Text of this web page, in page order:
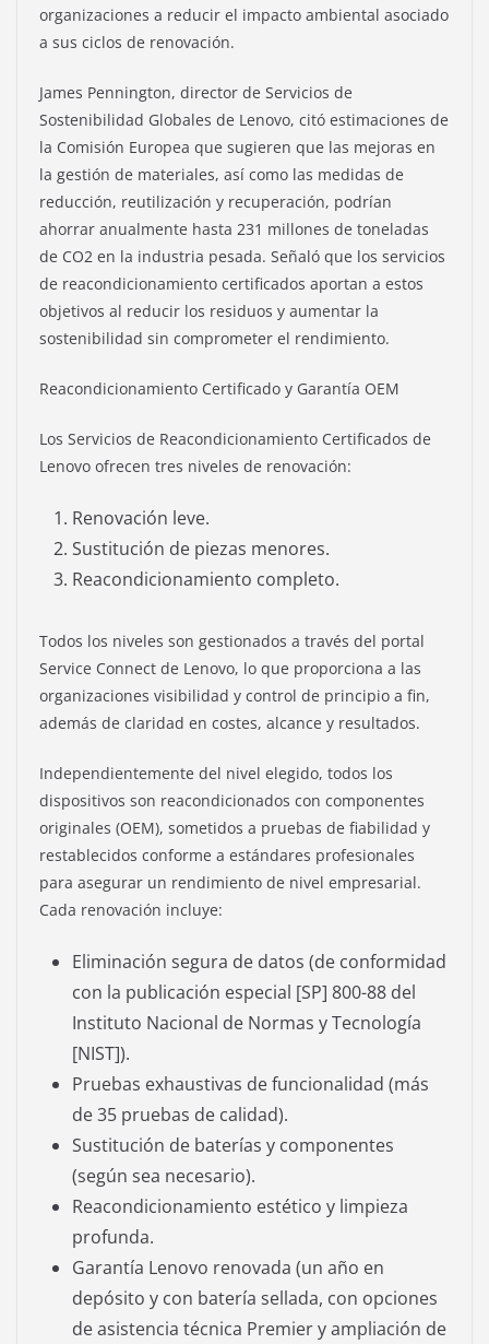
organizaciones a reducir el impacto ambiental asociado
a sus ciclos de renovación.
James Pennington, director de Servicios de
Sostenibilidad Globales de Lenovo, citó estimaciones de
la Comisión Europea que sugieren que las mejoras en
la gestión de materiales, así como las medidas de
reducción, reutilización y recuperación, podrían
ahorrar anualmente hasta 231 millones de toneladas
de CO2 en la industria pesada. Señaló que los servicios
de reacondicionamiento certificados aportan a estos
objetivos al reducir los residuos y aumentar la
sostenibilidad sin comprometer el rendimiento.
Reacondicionamiento Certificado y Garantía OEM
Los Servicios de Reacondicionamiento Certificados de
Lenovo ofrecen tres niveles de renovación:
Renovación leve.
Sustitución de piezas menores.
Reacondicionamiento completo.
Todos los niveles son gestionados a través del portal
Service Connect de Lenovo, lo que proporciona a las
organizaciones visibilidad y control de principio a fin,
además de claridad en costes, alcance y resultados.
Independientemente del nivel elegido, todos los
dispositivos son reacondicionados con componentes
originales (OEM), sometidos a pruebas de fiabilidad y
restablecidos conforme a estándares profesionales
para asegurar un rendimiento de nivel empresarial.
Cada renovación incluye:
Eliminación segura de datos (de conformidad
con la publicación especial [SP] 800-88 del
Instituto Nacional de Normas y Tecnología
[NIST]).
Pruebas exhaustivas de funcionalidad (más
de 35 pruebas de calidad).
Sustitución de baterías y componentes
(según sea necesario).
Reacondicionamiento estético y limpieza
profunda.
Garantía Lenovo renovada (un año en
depósito y con batería sellada, con opciones
de asistencia técnica Premier y ampliación de